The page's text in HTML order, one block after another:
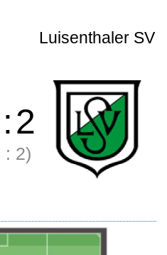
Luisenthaler SV
:2
: 2)